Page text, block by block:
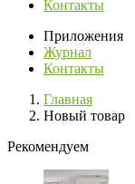
Контакты
Приложения
Журнал
Контакты
Главная
Новый товар
Рекомендуем